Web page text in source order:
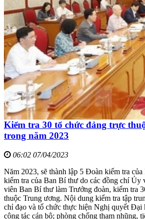
Kiểm tra 30 tổ chức đảng trực
trong năm 2023
06:02 07/04/2023
Năm 2023, sẽ thành lập 5 Đoàn kiểm tra
kiểm tra của Ban Bí thư do các đồng chí
viên Ban Bí thư làm Trưởng đoàn, kiểm tra
thuộc Trung ương. Nội dung kiểm tra tập
chỉ đạo và tổ chức thực hiện Nghị quyết
công tác cán bộ; phòng chống tham nhũng,